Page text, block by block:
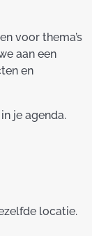
voor thema’s
aan een
en
je agenda.
locatie.